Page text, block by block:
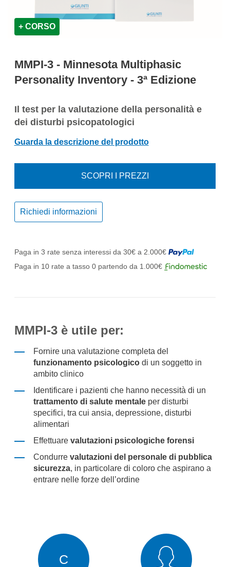
MMPI-3 - Minnesota Multiphasic
Personality Inventory - 3ª Edizione
+ CORSO
Il test per la valutazione della personalità e
dei disturbi psicopatologici
Guarda la descrizione del prodotto
SCOPRI I PREZZI
Richiedi informazioni
Paga in 3 rate senza interessi da 30€ a 2.000€
Paga in 10 rate a tasso 0 partendo da 1.000€
MMPI-3 è utile per:
Fornire una valutazione completa del
funzionamento psicologico di un soggetto in
ambito clinico
Identificare i pazienti che hanno necessità di un
trattamento di salute mentale per disturbi
specifici, tra cui ansia, depressione, disturbi
alimentari
Effettuare valutazioni psicologiche forensi
Condurre valutazioni del personale di pubblica
sicurezza, in particolare di coloro che aspirano a
entrare nelle forze dell’ordine
C